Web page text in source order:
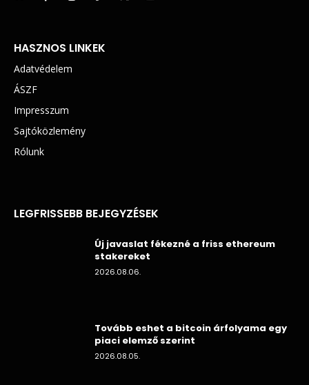
HASZNOS LINKEK
Adatvédelem
ÁSZF
Impresszum
Sajtóközlemény
Rólunk
LEGFRISSEBB BEJEGYZÉSEK
Új javaslat fékezné a friss ethereum
stakereket
2026.08.06.
Tovább eshet a bitcoin árfolyama egy
piaci elemző szerint
2026.08.05.